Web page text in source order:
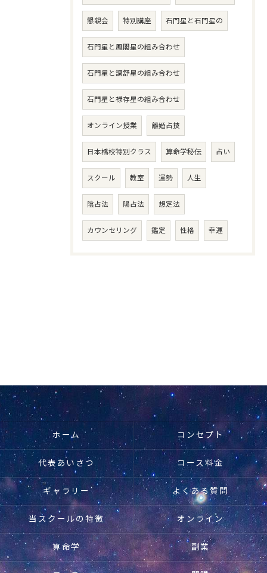
懇親会 特別講座 石門星と石門星の
石門星と鳳閣星の組み合わせ
石門星と調舒星の組み合わせ
石門星と禄存星の組み合わせ
オンライン授業 離婚占技
日本橋校特別クラス 算命学秘伝 占い
スクール 教室 運勢 人生
陰占法 陽占法 想定法
カウンセリング 鑑定 性格 幸運
ホーム コンセプト
代表あいさつ コース料金
ギャラリー よくある質問
当スクールの特徴 オンライン
算命学 副業